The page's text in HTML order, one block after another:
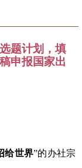
题计划，填
申报国家出
给世界”的办社宗